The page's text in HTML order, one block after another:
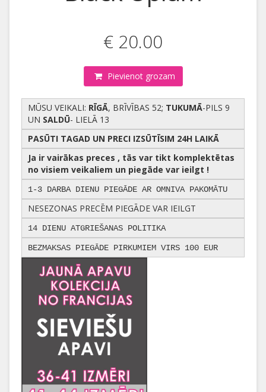
€ 20.00
Pievienot grozam
MŪSU VEIKALI: RĪGĀ, BRĪVĪBAS 52; TUKUMĀ-PILS 9
UN SALDŪ- LIELĀ 13
PASŪTI TAGAD UN PRECI IZSŪTĪSIM 24H LAIKĀ
Ja ir vairākas preces , tās var tikt komplektētas
no visiem veikaliem un piegāde var ieilgt !
1-3 DARBA DIENU PIEGĀDE AR OMNIVA PAKOMĀTU
NESEZONAS PRECĒM PIEGĀDE VAR IEILGT
14 DIENU ATGRIEŠANAS POLITIKA
BEZMAKSAS PIEGĀDE PIRKUMIEM VIRS 100 EUR